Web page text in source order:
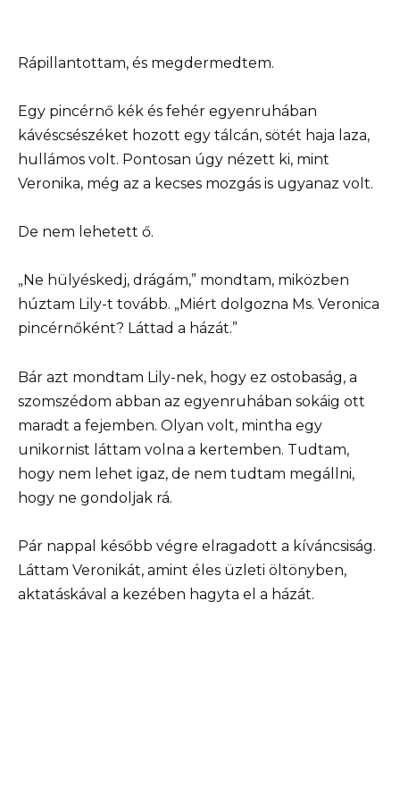
Rápillantottam, és megdermedtem.
Egy pincérnő kék és fehér egyenruhában
kávéscsészéket hozott egy tálcán, sötét haja laza,
hullámos volt. Pontosan úgy nézett ki, mint
Veronika, még az a kecses mozgás is ugyanaz volt.
De nem lehetett ő.
„Ne hülyéskedj, drágám,” mondtam, miközben
húztam Lily-t tovább. „Miért dolgozna Ms. Veronica
pincérnőként? Láttad a házát.”
Bár azt mondtam Lily-nek, hogy ez ostobaság, a
szomszédom abban az egyenruhában sokáig ott
maradt a fejemben. Olyan volt, mintha egy
unikornist láttam volna a kertemben. Tudtam,
hogy nem lehet igaz, de nem tudtam megállni,
hogy ne gondoljak rá.
Pár nappal később végre elragadott a kíváncsiság.
Láttam Veronikát, amint éles üzleti öltönyben,
aktatáskával a kezében hagyta el a házát.